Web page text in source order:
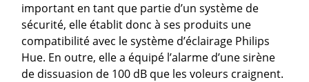
important en tant que partie d’un système de
sécurité, elle établit donc à ses produits une
compatibilité avec le système d’éclairage Philips
Hue. En outre, elle a équipé l’alarme d’une sirène
de dissuasion de 100 dB que les voleurs craignent.